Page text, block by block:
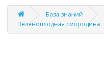
База знаний
Зеленоплодная смородина